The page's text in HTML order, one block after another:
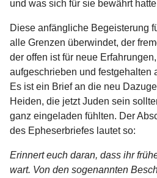
und was sich für sie bewährt
Diese anfängliche Begeisterung
alle Grenzen überwindet, der
der offen ist für neue
aufgeschrieben und festgehalten
Es ist ein Brief an die neu
Heiden, die jetzt Juden sein
ganz eingeladen fühlten. Der
des Epheserbriefes lautet so:
Erinnert euch daran, dass ihr
wart. Von den sogenannten